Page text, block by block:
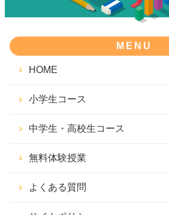
MENU
HOME
小学生コース
中学生・高校生コース
無料体験授業
よくある質問